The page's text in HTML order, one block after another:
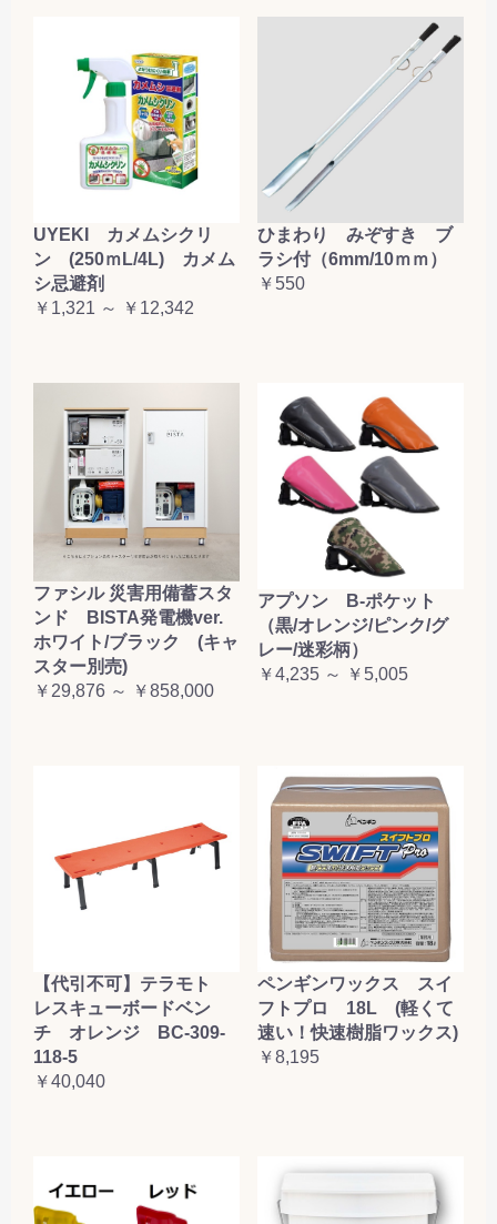
UYEKI カメムシクリ
ン (250ｍL/4L) カメム
シ忌避剤
￥1,321 ～ ￥12,342
ひまわり みぞすき ブ
ラシ付（6mm/10ｍｍ）
￥550
ファシル 災害用備蓄スタ
ンド BISTA発電機ver.
ホワイト/ブラック (キャ
スター別売)
￥29,876 ～ ￥858,000
アプソン B-ポケット
（黒/オレンジ/ピンク/グ
レー/迷彩柄）
￥4,235 ～ ￥5,005
【代引不可】テラモト
レスキューボードベン
チ オレンジ BC-309-
118-5
￥40,040
ペンギンワックス スイ
フトプロ 18L (軽くて
速い！快速樹脂ワックス)
￥8,195